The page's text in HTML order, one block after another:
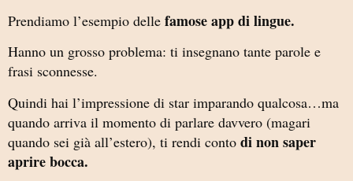
Prendiamo l’esempio delle famose app di lingue.
Hanno un grosso problema: ti insegnano tante parole e
frasi sconnesse.
Quindi hai l’impressione di star imparando qualcosa…ma
quando arriva il momento di parlare davvero (magari
quando sei già all’estero), ti rendi conto di non saper
aprire bocca.